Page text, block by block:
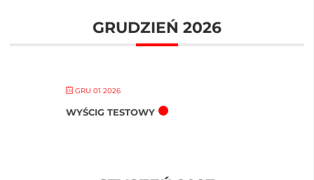
GRUDZIEŃ 2026
GRU 01 2026
WYŚCIG TESTOWY